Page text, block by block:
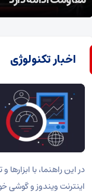
اخبار تکنولوژی
در این راهنما، با
اینترنت ویندوز و گوشی